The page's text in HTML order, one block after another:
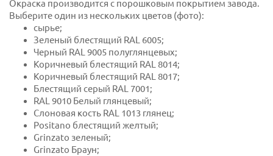
Окраска производится с порошковым покрытием завода.
Выберите один из нескольких цветов (фото):
сырье;
Зеленый блестящий RAL 6005;
Черный RAL 9005 полуглянцевых;
Коричневый блестящий RAL 8014;
Коричневый блестящий RAL 8017;
Блестящий серый RAL 7001;
RAL 9010 Белый глянцевый;
Слоновая кость RAL 1013 глянец;
Positano блестящий желтый;
Grinzato зеленый;
Grinzato Браун;